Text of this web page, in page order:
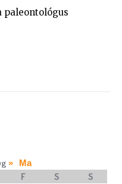
paleontológus
» Ma
F S S